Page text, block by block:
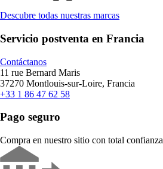
Descubre todas nuestras marcas
Servicio postventa en Francia
Contáctanos
11 rue Bernard Maris
37270 Montlouis-sur-Loire, Francia
+33 1 86 47 62 58
Pago seguro
Compra en nuestro sitio con total confianza